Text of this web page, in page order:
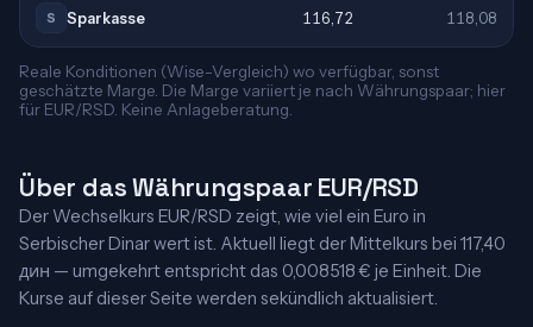
S Sparkasse 116,72 118,08
Reale Konditionen (Wise-Vergleich) wo verfügbar, sonst
geschätzte Marge. Die Marge variiert je nach Währungspaar; hier
für EUR/RSD. Keine Anlageberatung.
Über das Währungspaar EUR/RSD
Der Wechselkurs EUR/RSD zeigt, wie viel ein Euro in
Serbischer Dinar wert ist. Aktuell liegt der Mittelkurs bei 117,40
дин — umgekehrt entspricht das 0,008518 € je Einheit. Die
Kurse auf dieser Seite werden sekündlich aktualisiert.